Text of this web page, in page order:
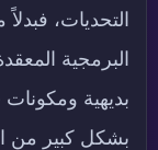
التحديات،
البرمجية
بديهية
بشكل كبير من